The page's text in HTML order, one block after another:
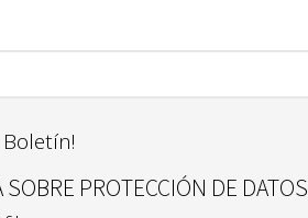
PROTECCIÓN DE DATOS